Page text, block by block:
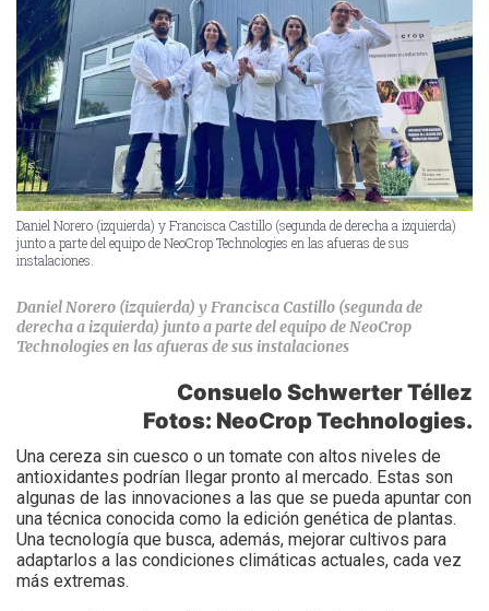
Daniel Norero (izquierda) y Francisca Castillo (segunda de derecha a izquierda)
junto a parte del equipo de NeoCrop Technologies en las afueras de sus
instalaciones.
Daniel Norero (izquierda) y Francisca Castillo (segunda de
derecha a izquierda) junto a parte del equipo de NeoCrop
Technologies en las afueras de sus instalaciones
Consuelo Schwerter Téllez
Fotos: NeoCrop Technologies.
Una cereza sin cuesco o un tomate con altos niveles de
antioxidantes podrían llegar pronto al mercado. Estas son
algunas de las innovaciones a las que se pueda apuntar con
una técnica conocida como la edición genética de plantas.
Una tecnología que busca, además, mejorar cultivos para
adaptarlos a las condiciones climáticas actuales, cada vez
más extremas.